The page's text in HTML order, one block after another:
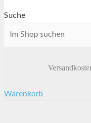
Suche
Warenkorb